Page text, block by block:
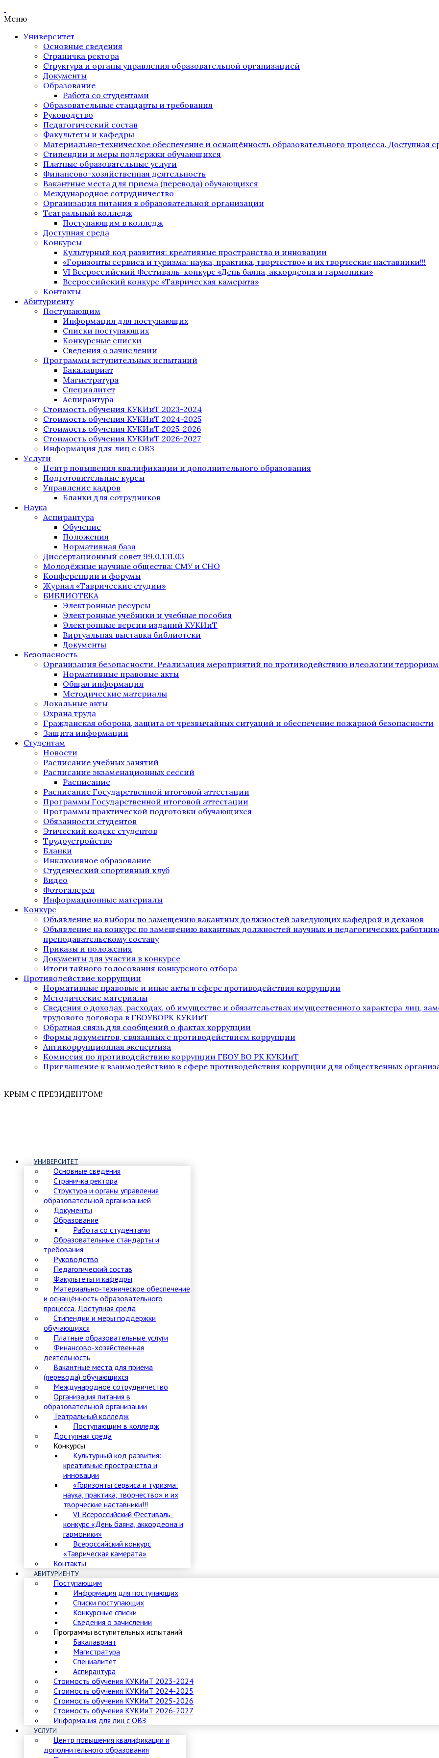
Меню
Университет
Основные сведения
Страничка ректора
Структура и органы управления образовательной организацией
Документы
Образование
Работа со студентами
Образовательные стандарты и требования
Руководство
Педагогический состав
Факультеты и кафедры
Материально-техническое обеспечение и оснащённость образовательного процесса. Доступная
Стипендии и меры поддержки обучающихся
Платные образовательные услуги
Финансово-хозяйственная деятельность
Вакантные места для приема (перевода) обучающихся
Международное сотрудничество
Организация питания в образовательной организации
Театральный колледж
Поступающим в колледж
Доступная среда
Конкурсы
Культурный код развития: креативные пространства и инновации
«Горизонты сервиса и туризма: наука, практика, творчество» и их творческие наставники!!!
VI Всероссийский Фестиваль-конкурс «День баяна, аккордеона и гармоники»
Всероссийский конкурс «Таврическая камерата»
Контакты
Абитуриенту
Поступающим
Информация для поступающих
Списки поступающих
Конкурсные списки
Сведения о зачислении
Программы вступительных испытаний
Бакалавриат
Магистратура
Специалитет
Аспирантура
Стоимость обучения КУКИиТ 2023-2024
Стоимость обучения КУКИиТ 2024-2025
Стоимость обучения КУКИиТ 2025-2026
Стоимость обучения КУКИиТ 2026-2027
Информация для лиц с ОВЗ
Услуги
Центр повышения квалификации и дополнительного образования
Подготовительные курсы
Управление кадров
Бланки для сотрудников
Наука
Аспирантура
Обучение
Положения
Нормативная база
Диссертационный совет 99.0.131.03
Молодёжные научные общества: СМУ и СНО
Конференции и форумы
Журнал «Таврические студии»
БИБЛИОТЕКА
Электронные ресурсы
Электронные учебники и учебные пособия
Электронные версии изданий КУКИиТ
Виртуальная выставка библиотеки
Документы
Безопасность
Организация безопасности. Реализация мероприятий по противодействию идеологии
Нормативные правовые акты
Общая информация
Методические материалы
Локальные акты
Охрана труда
Гражданская оборона, защита от чрезвычайных ситуаций и обеспечение пожарной безопасности
Защита информации
Студентам
Новости
Расписание учебных занятий
Расписание экзаменационных сессий
Расписание
Расписание Государственной итоговой аттестации
Программы Государственной итоговой аттестации
Программы практической подготовки обучающихся
Обязанности студентов
Этический кодекс студентов
Трудоустройство
Бланки
Инклюзивное образование
Студенческий спортивный клуб
Видео
Фотогалерея
Информационные материалы
Конкурс
Объявление на выборы по замещению вакантных должностей заведующих кафедрой и деканов
Объявление на конкурс по замещению вакантных должностей научных и педагогических
преподавательскому составу
Приказы и положения
Документы для участия в конкурсе
Итоги тайного голосования конкурсного отбора
Противодействие коррупции
Нормативные правовые и иные акты в сфере противодействия коррупции
Методические материалы
Сведения о доходах, расходах, об имуществе и обязательствах имущественного характера лиц,
трудового договора в ГБОУВОРК КУКИиТ
Обратная связь для сообщений о фактах коррупции
Формы документов, связанных с противодействием коррупции
Антикоррупционная экспертиза
Комиссия по противодействию коррупции ГБОУ ВО РК КУКИиТ
Приглашение к взаимодействию в сфере противодействия коррупции для общественных
КРЫМ С ПРЕЗИДЕНТОМ!
УНИВЕРСИТЕТ
Основные сведения
Страничка ректора
Структура и органы управления
образовательной организацией
Документы
Образование
Работа со студентами
Образовательные стандарты и
требования
Руководство
Педагогический состав
Факультеты и кафедры
Материально-техническое обеспечение
и оснащённость образовательного
процесса. Доступная среда
Стипендии и меры поддержки
обучающихся
Платные образовательные услуги
Финансово-хозяйственная
деятельность
Вакантные места для приема
(перевода) обучающихся
Международное сотрудничество
Организация питания в
образовательной организации
Театральный колледж
Поступающим в колледж
Доступная среда
Конкурсы
Культурный код развития:
креативные пространства и
инновации
«Горизонты сервиса и туризма:
наука, практика, творчество» и их
творческие наставники!!!
VI Всероссийский Фестиваль-
конкурс «День баяна, аккордеона и
гармоники»
Всероссийский конкурс
«Таврическая камерата»
Контакты
АБИТУРИЕНТУ
Поступающим
Информация для поступающих
Списки поступающих
Конкурсные списки
Сведения о зачислении
Программы вступительных испытаний
Бакалавриат
Магистратура
Специалитет
Аспирантура
Стоимость обучения КУКИиТ 2023-2024
Стоимость обучения КУКИиТ 2024-2025
Стоимость обучения КУКИиТ 2025-2026
Стоимость обучения КУКИиТ 2026-2027
Информация для лиц с ОВЗ
УСЛУГИ
Центр повышения квалификации и
дополнительного образования